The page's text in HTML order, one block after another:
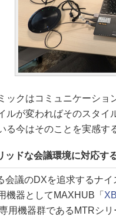
クはコミュニケーショ
ルが変わればそのスタイ
る今はそのことを実感す
ッドな会議環境に対応す
議のDXを追求するナイ
機器としてMAXHUB「
用機器群であるMTRシ